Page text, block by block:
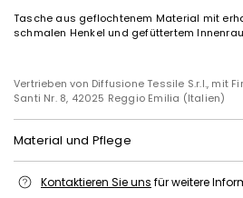
Tasche aus geflochtenem Material mit
schmalen Henkel und gefüttertem
Vertrieben von Diffusione Tessile S.r.l., mit
Santi Nr. 8, 42025 Reggio Emilia (Italien)
Material und Pflege
sonstige teile 100% polyester; mit details
Kontaktieren Sie uns für weitere